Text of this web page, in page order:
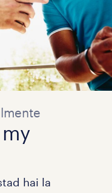
hai la